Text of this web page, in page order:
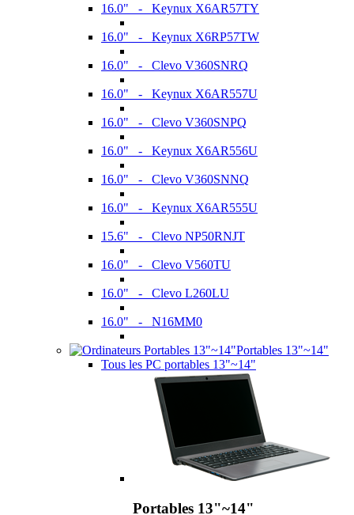
16.0" - Keynux X6AR57TY
16.0" - Keynux X6RP57TW
16.0" - Clevo V360SNRQ
16.0" - Keynux X6AR557U
16.0" - Clevo V360SNPQ
16.0" - Keynux X6AR556U
16.0" - Clevo V360SNNQ
16.0" - Keynux X6AR555U
15.6" - Clevo NP50RNJT
16.0" - Clevo V560TU
16.0" - Clevo L260LU
16.0" - N16MM0
Portables 13"~14"
Tous les PC portables 13"~14"
Portables 13"~14"